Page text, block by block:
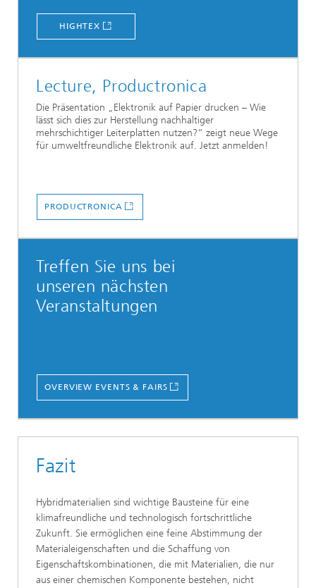
HIGHTEX
Lecture, Productronica
Die Präsentation „Elektronik auf Papier drucken – Wie
lässt sich dies zur Herstellung nachhaltiger
mehrschichtiger Leiterplatten nutzen?“ zeigt neue Wege
für umweltfreundliche Elektronik auf. Jetzt anmelden!
PRODUCTRONICA
Treffen Sie uns bei
unseren nächsten
Veranstaltungen
OVERVIEW EVENTS & FAIRS
Fazit
Hybridmaterialien sind wichtige Bausteine für eine
klimafreundliche und technologisch fortschrittliche
Zukunft. Sie ermöglichen eine feine Abstimmung der
Materialeigenschaften und die Schaffung von
Eigenschaftskombinationen, die mit Materialien, die nur
aus einer chemischen Komponente bestehen, nicht